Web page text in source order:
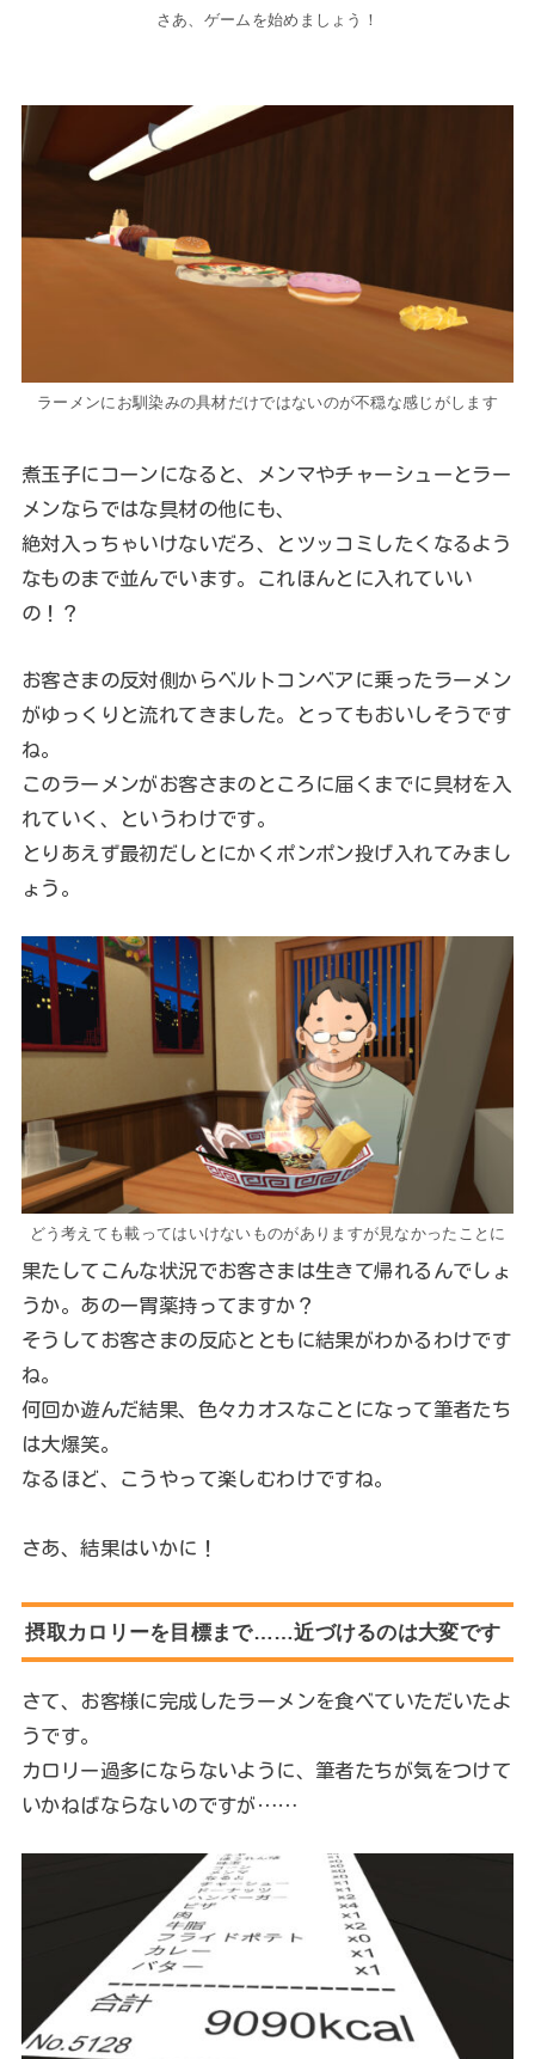
さあ、ゲームを始めましょう！
ラーメンにお馴染みの具材だけではないのが不穏な感じがします
煮玉子にコーンになると、メンマやチャーシューとラー
メンならではな具材の他にも、
絶対入っちゃいけないだろ、とツッコミしたくなるよう
なものまで並んでいます。これほんとに入れていい
の！？
お客さまの反対側からベルトコンベアに乗ったラーメン
がゆっくりと流れてきました。とってもおいしそうです
ね。
このラーメンがお客さまのところに届くまでに具材を入
れていく、というわけです。
とりあえず最初だしとにかくポンポン投げ入れてみまし
ょう。
どう考えても載ってはいけないものがありますが見なかったことに
果たしてこんな状況でお客さまは生きて帰れるんでしょ
うか。あのー胃薬持ってますか？
そうしてお客さまの反応とともに結果がわかるわけです
ね。
何回か遊んだ結果、色々カオスなことになって筆者たち
は大爆笑。
なるほど、こうやって楽しむわけですね。
さあ、結果はいかに！
摂取カロリーを目標まで……近づけるのは大変です
さて、お客様に完成したラーメンを食べていただいたよ
うです。
カロリー過多にならないように、筆者たちが気をつけて
いかねばならないのですが……